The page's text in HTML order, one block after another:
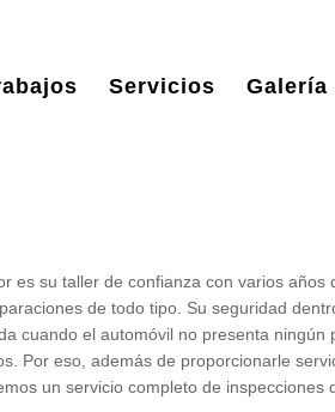
Servicios Galería
es su taller de confianza con varios años
de todo tipo. Su seguridad
cuando el automóvil no presenta ningún
Por eso, además de proporcionarle
un servicio completo de inspecciones